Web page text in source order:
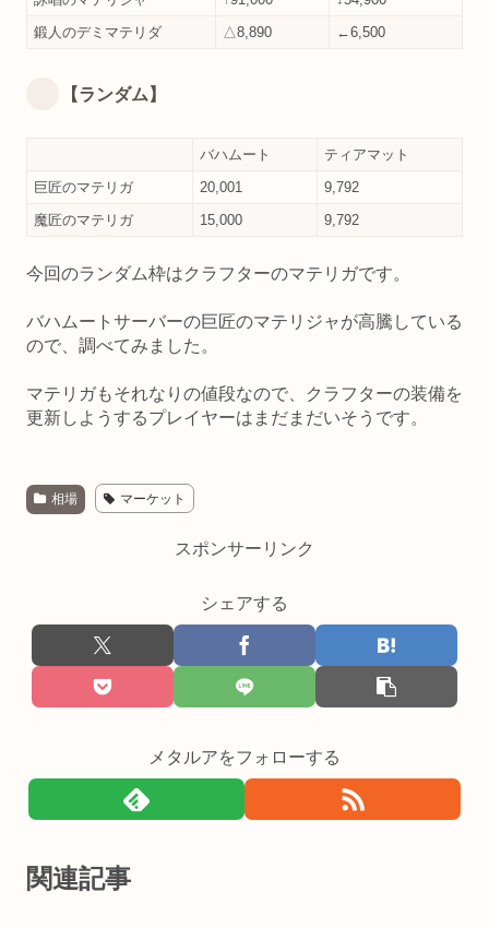
鍛人のデミマテリダ
△8,890 ←6,500
【ランダム】
バハムート
ティアマット
巨匠のマテリガ
20,001
9,792
魔匠のマテリガ
15,000 9,792
今回のランダム枠はクラフターのマテリガです。
バハムートサーバーの巨匠のマテリジャが高騰している
ので、調べてみました。
マテリガもそれなりの値段なので、クラフターの装備を
更新しようするプレイヤーはまだまだいそうです。
相場 マーケット
スポンサーリンク
シェアする
メタルアをフォローする
関連記事